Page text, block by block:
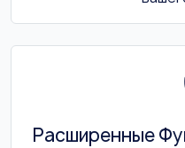
Расширенные